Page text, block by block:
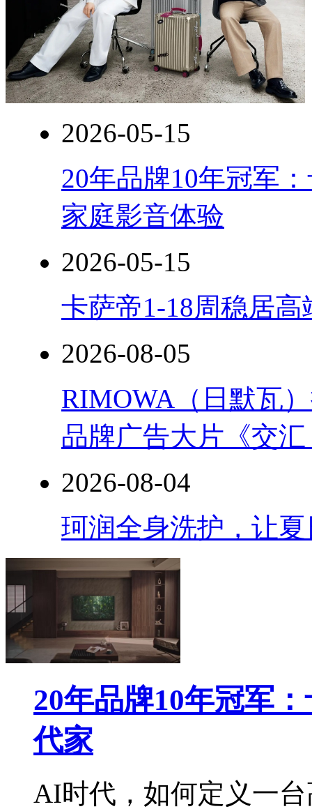
2026-05-15
20年品牌10年冠军
家庭影音体验
2026-05-15
卡萨帝1-18周稳居
2026-08-05
RIMOWA（日默瓦
品牌广告大片《交
2026-08-04
珂润全身洗护，让
20年品牌10年冠军
代家
AI时代，如何定义一